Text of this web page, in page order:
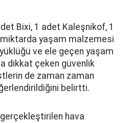
Bixi, 1 adet Kaleşnikof, 1
yaşam malzemesi
ve ele geçen yaşam
dikkat çeken güvenlik
de zaman zaman
belirtti.
gerçekleştirilen hava